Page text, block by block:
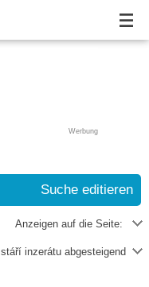
Werbung
Suche editieren
Anzeigen auf die Seite:
stáří inzerátu abgesteigend